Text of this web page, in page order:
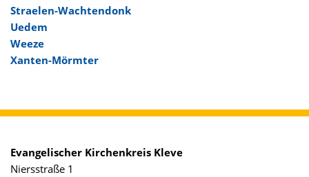
Straelen-Wachtendonk
Uedem
Weeze
Xanten-Mörmter
Evangelischer Kirchenkreis Kleve
Niersstraße 1